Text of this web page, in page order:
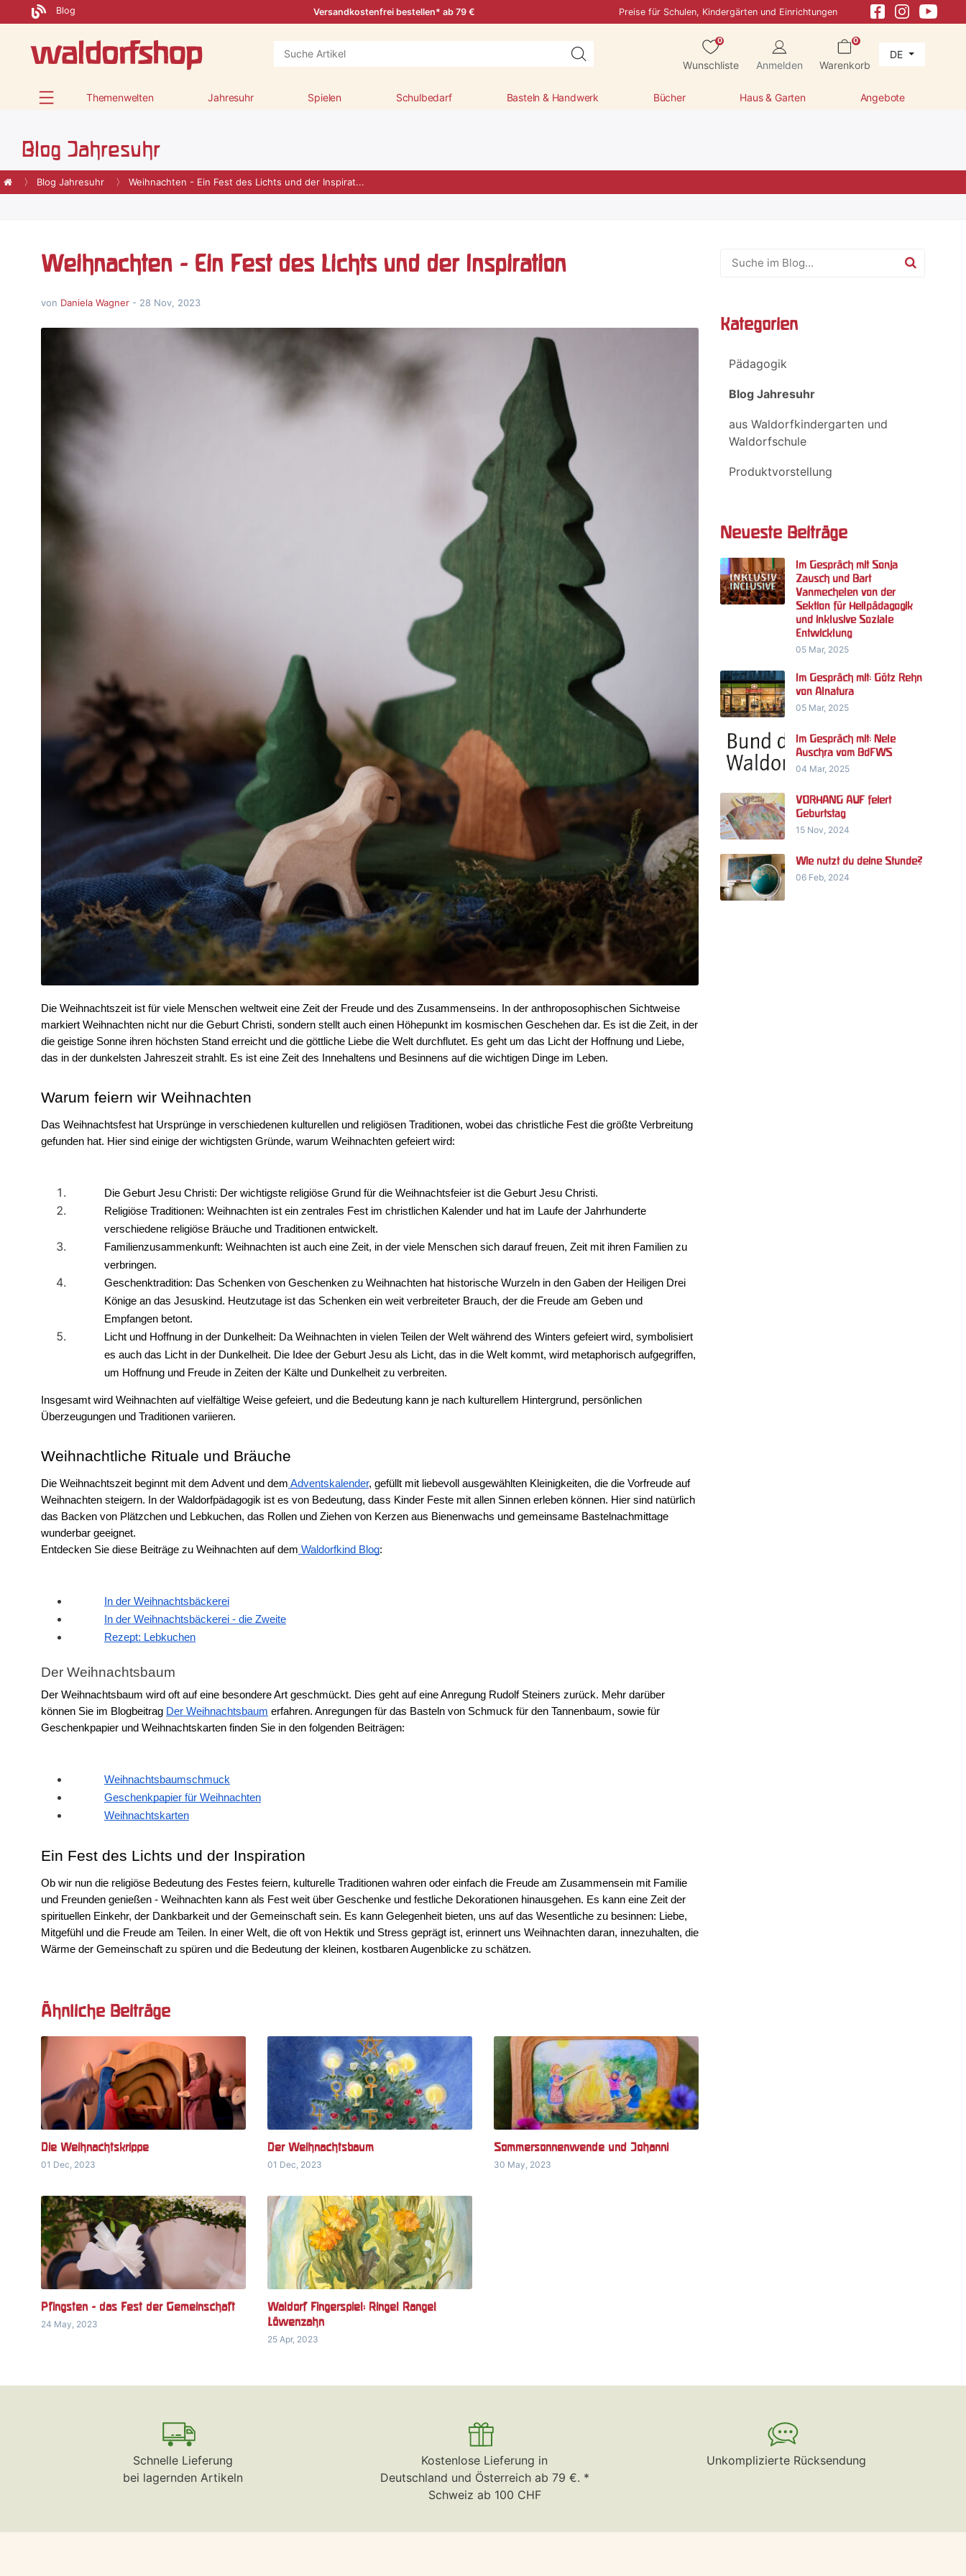
Blog Versandkostenfrei bestellen* ab 79 € Preise für Schulen, Kindergärten und Einrichtungen
0
Wunschliste Anmelden
0
Warenkorb
DE
Themenwelten Jahresuhr Spielen Schulbedarf Basteln & Handwerk Bücher Haus & Garten Angebote
Blog Jahresuhr
Blog Jahresuhr Weihnachten - Ein Fest des Lichts und der Inspirat...
Weihnachten - Ein Fest des Lichts und der Inspiration
von Daniela Wagner - 28 Nov, 2023
Die Weihnachtszeit ist für viele Menschen weltweit eine Zeit der Freude und des Zusammenseins. In der anthroposophischen Sichtweise
markiert Weihnachten nicht nur die Geburt Christi, sondern stellt auch einen Höhepunkt im kosmischen Geschehen dar. Es ist die Zeit, in der
die geistige Sonne ihren höchsten Stand erreicht und die göttliche Liebe die Welt durchflutet. Es geht um das Licht der Hoffnung und Liebe,
das in der dunkelsten Jahreszeit strahlt. Es ist eine Zeit des Innehaltens und Besinnens auf die wichtigen Dinge im Leben.
Warum feiern wir Weihnachten
Das Weihnachtsfest hat Ursprünge in verschiedenen kulturellen und religiösen Traditionen, wobei das christliche Fest die größte Verbreitung
gefunden hat. Hier sind einige der wichtigsten Gründe, warum Weihnachten gefeiert wird:
Die Geburt Jesu Christi: Der wichtigste religiöse Grund für die Weihnachtsfeier ist die Geburt Jesu Christi.
Religiöse Traditionen: Weihnachten ist ein zentrales Fest im christlichen Kalender und hat im Laufe der Jahrhunderte
verschiedene religiöse Bräuche und Traditionen entwickelt.
Familienzusammenkunft: Weihnachten ist auch eine Zeit, in der viele Menschen sich darauf freuen, Zeit mit ihren Familien zu
verbringen.
Geschenktradition: Das Schenken von Geschenken zu Weihnachten hat historische Wurzeln in den Gaben der Heiligen Drei
Könige an das Jesuskind. Heutzutage ist das Schenken ein weit verbreiteter Brauch, der die Freude am Geben und
Empfangen betont.
Licht und Hoffnung in der Dunkelheit: Da Weihnachten in vielen Teilen der Welt während des Winters gefeiert wird, symbolisiert
es auch das Licht in der Dunkelheit. Die Idee der Geburt Jesu als Licht, das in die Welt kommt, wird metaphorisch aufgegriffen,
um Hoffnung und Freude in Zeiten der Kälte und Dunkelheit zu verbreiten.
Insgesamt wird Weihnachten auf vielfältige Weise gefeiert, und die Bedeutung kann je nach kulturellem Hintergrund, persönlichen
Überzeugungen und Traditionen variieren.
Weihnachtliche Rituale und Bräuche
Die Weihnachtszeit beginnt mit dem Advent und dem Adventskalender, gefüllt mit liebevoll ausgewählten Kleinigkeiten, die die Vorfreude auf
Weihnachten steigern. In der Waldorfpädagogik ist es von Bedeutung, dass Kinder Feste mit allen Sinnen erleben können. Hier sind natürlich
das Backen von Plätzchen und Lebkuchen, das Rollen und Ziehen von Kerzen aus Bienenwachs und gemeinsame Bastelnachmittage
wunderbar geeignet.
Entdecken Sie diese Beiträge zu Weihnachten auf dem Waldorfkind Blog:
In der Weihnachtsbäckerei
In der Weihnachtsbäckerei - die Zweite
Rezept: Lebkuchen
Der Weihnachtsbaum
Der Weihnachtsbaum wird oft auf eine besondere Art geschmückt. Dies geht auf eine Anregung Rudolf Steiners zurück. Mehr darüber
können Sie im Blogbeitrag Der Weihnachtsbaum erfahren. Anregungen für das Basteln von Schmuck für den Tannenbaum, sowie für
Geschenkpapier und Weihnachtskarten finden Sie in den folgenden Beiträgen:
Weihnachtsbaumschmuck
Geschenkpapier für Weihnachten
Weihnachtskarten
Ein Fest des Lichts und der Inspiration
Ob wir nun die religiöse Bedeutung des Festes feiern, kulturelle Traditionen wahren oder einfach die Freude am Zusammensein mit Familie
und Freunden genießen - Weihnachten kann als Fest weit über Geschenke und festliche Dekorationen hinausgehen. Es kann eine Zeit der
spirituellen Einkehr, der Dankbarkeit und der Gemeinschaft sein. Es kann Gelegenheit bieten, uns auf das Wesentliche zu besinnen: Liebe,
Mitgefühl und die Freude am Teilen. In einer Welt, die oft von Hektik und Stress geprägt ist, erinnert uns Weihnachten daran, innezuhalten, die
Wärme der Gemeinschaft zu spüren und die Bedeutung der kleinen, kostbaren Augenblicke zu schätzen.
Ähnliche Beiträge
Die Weihnachtskrippe
01 Dec, 2023
Der Weihnachtsbaum
01 Dec, 2023
Sommersonnenwende und Johanni
30 May, 2023
Pfingsten - das Fest der Gemeinschaft
24 May, 2023
Waldorf Fingerspiel: Ringel Rangel
Löwenzahn
25 Apr, 2023
Kategorien
Pädagogik
Blog Jahresuhr
aus Waldorfkindergarten und
Waldorfschule
Produktvorstellung
Neueste Beiträge
Im Gespräch mit Sonja
Zausch und Bart
Vanmechelen von der
Sektion für Heilpädagogik
und inklusive Soziale
Entwicklung
05 Mar, 2025
Im Gespräch mit: Götz Rehn
von Alnatura
05 Mar, 2025
Im Gespräch mit: Nele
Auschra vom BdFWS
04 Mar, 2025
VORHANG AUF feiert
Geburtstag
15 Nov, 2024
Wie nutzt du deine Stunde?
06 Feb, 2024
Schnelle Lieferung
bei lagernden Artikeln
Kostenlose Lieferung in
Deutschland und Österreich ab 79 €. *
Schweiz ab 100 CHF
Unkomplizierte Rücksendung